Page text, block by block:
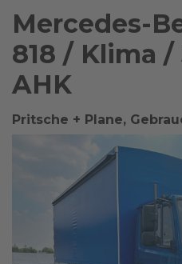
Mercedes-
818 / Klima
AHK
Pritsche + Plane,